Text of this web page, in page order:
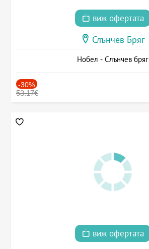
виж офертата
Слънчев Бряг
Нобел - Слънчев бряг
-30%
53.17€
виж офертата